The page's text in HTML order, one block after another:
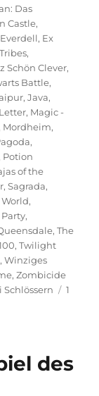
Das
Castle,
Everdell, Ex
,
Schön Clever,
Battle,
,Java,
, Magic -
Mordheim,
,
Potion
of the
,Sagrada,
,
Party,
,The
,Twilight
,Winziges
,Zombicide
Schlössern
1
des